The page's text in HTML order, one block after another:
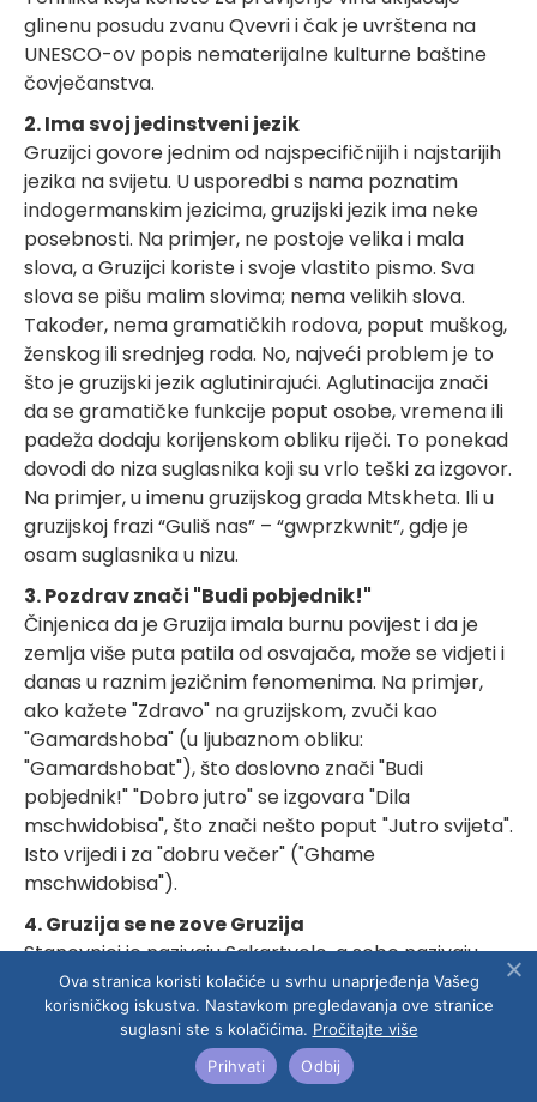
glinenu posudu zvanu Qvevri i čak je uvrštena na
UNESCO-ov popis nematerijalne kulturne baštine
čovječanstva.
2. Ima svoj jedinstveni jezik
Gruzijci govore jednim od najspecifičnijih i najstarijih
jezika na svijetu. U usporedbi s nama poznatim
indogermanskim jezicima, gruzijski jezik ima neke
posebnosti. Na primjer, ne postoje velika i mala
slova, a Gruzijci koriste i svoje vlastito pismo. Sva
slova se pišu malim slovima; nema velikih slova.
Također, nema gramatičkih rodova, poput muškog,
ženskog ili srednjeg roda. No, najveći problem je to
što je gruzijski jezik aglutinirajući. Aglutinacija znači
da se gramatičke funkcije poput osobe, vremena ili
padeža dodaju korijenskom obliku riječi. To ponekad
dovodi do niza suglasnika koji su vrlo teški za izgovor.
Na primjer, u imenu gruzijskog grada Mtskheta. Ili u
gruzijskoj frazi “Guliš nas” – “gwprzkwnit”, gdje je
osam suglasnika u nizu.
3. Pozdrav znači "Budi pobjednik!"
Činjenica da je Gruzija imala burnu povijest i da je
zemlja više puta patila od osvajača, može se vidjeti i
danas u raznim jezičnim fenomenima. Na primjer,
ako kažete "Zdravo" na gruzijskom, zvuči kao
"Gamardshoba" (u ljubaznom obliku:
"Gamardshobat"), što doslovno znači "Budi
pobjednik!" "Dobro jutro" se izgovara "Dila
mschwidobisa", što znači nešto poput "Jutro svijeta".
Isto vrijedi i za "dobru večer" ("Ghame
mschwidobisa").
4. Gruzija se ne zove Gruzija
Stanovnici je nazivaju Sakartvelo, a sebe nazivaju
Kartveli, što najvjerojatnije potječe iz središnje regije
Gruzije – Kartlija. Također, postoji rasprava o tome
odakle potječe ime Gruzija; dolazi li od Svetog Jurja,
zaštitnika ove zemlje; ili od grčkog imena za
Ova stranica koristi kolačiće u svrhu unaprjeđenja Vašeg
korisničkog iskustva. Nastavkom pregledavanja ove stranice
suglasni ste s kolačićima. Pročitajte više
Prihvati
Odbij